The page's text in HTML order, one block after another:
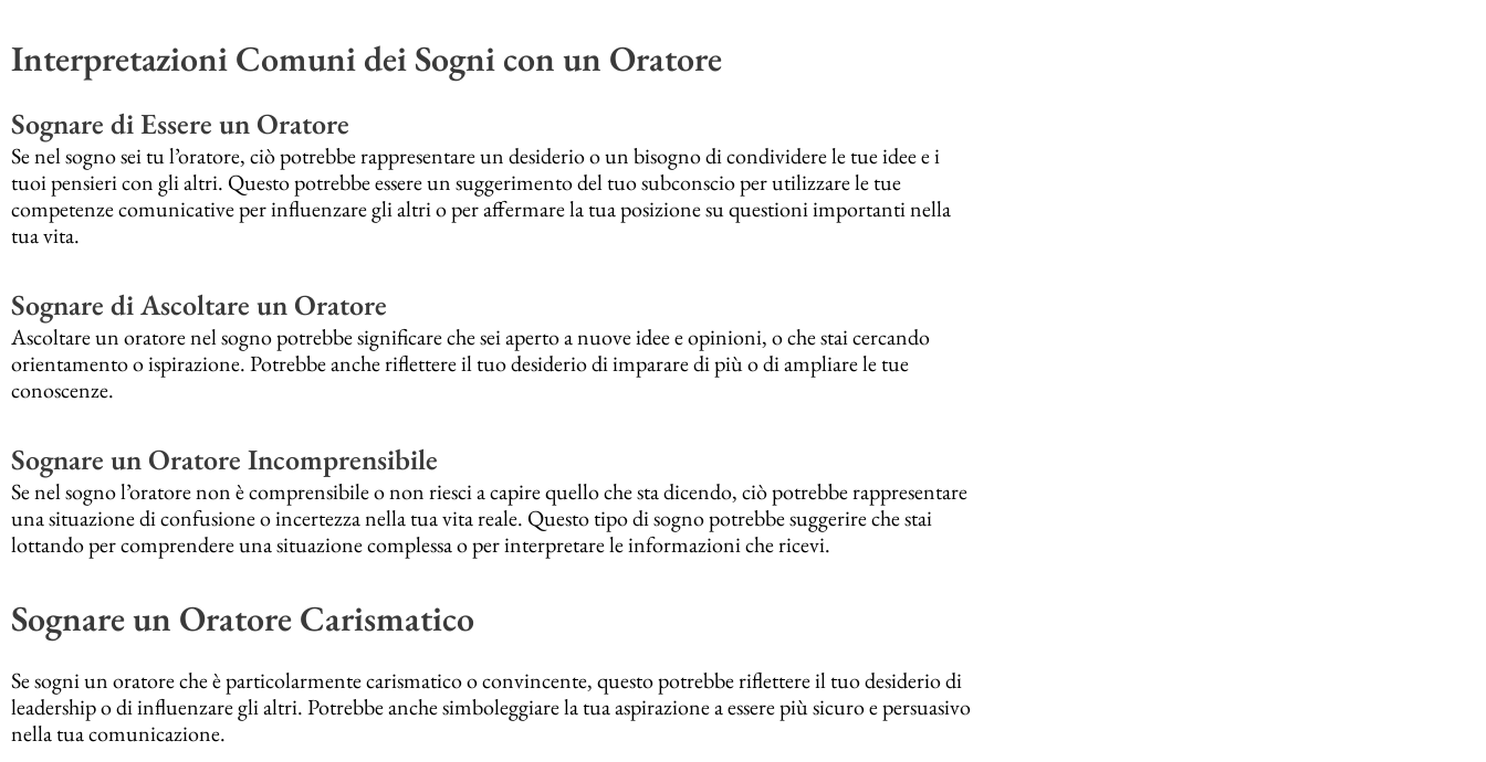
Interpretazioni Comuni dei Sogni con un Oratore
Sognare di Essere un Oratore
Se nel sogno sei tu l’oratore, ciò potrebbe rappresentare un desiderio o un bisogno di condividere le tue idee e i
tuoi pensieri con gli altri. Questo potrebbe essere un suggerimento del tuo subconscio per utilizzare le tue
competenze comunicative per influenzare gli altri o per affermare la tua posizione su questioni importanti nella
tua vita.
Sognare di Ascoltare un Oratore
Ascoltare un oratore nel sogno potrebbe significare che sei aperto a nuove idee e opinioni, o che stai cercando
orientamento o ispirazione. Potrebbe anche riflettere il tuo desiderio di imparare di più o di ampliare le tue
conoscenze.
Sognare un Oratore Incomprensibile
Se nel sogno l’oratore non è comprensibile o non riesci a capire quello che sta dicendo, ciò potrebbe rappresentare
una situazione di confusione o incertezza nella tua vita reale. Questo tipo di sogno potrebbe suggerire che stai
lottando per comprendere una situazione complessa o per interpretare le informazioni che ricevi.
Sognare un Oratore Carismatico
Se sogni un oratore che è particolarmente carismatico o convincente, questo potrebbe riflettere il tuo desiderio di
leadership o di influenzare gli altri. Potrebbe anche simboleggiare la tua aspirazione a essere più sicuro e persuasivo
nella tua comunicazione.